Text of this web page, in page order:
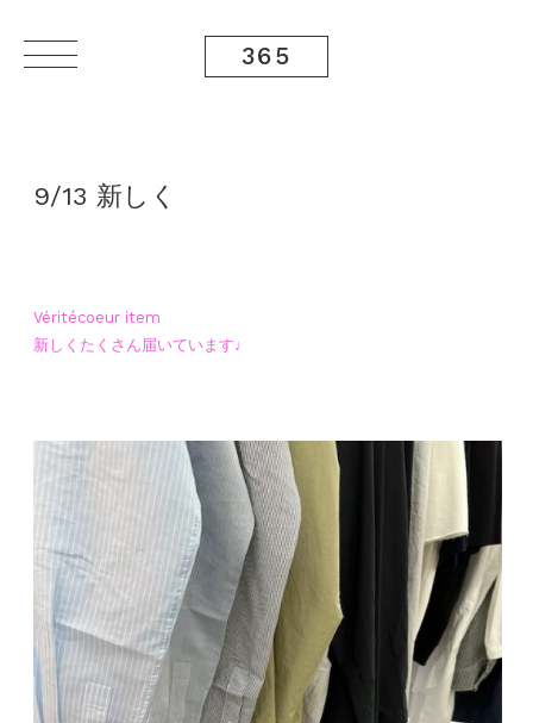
365
9/13 新しく
Véritécoeur item
新しくたくさん届いています♩